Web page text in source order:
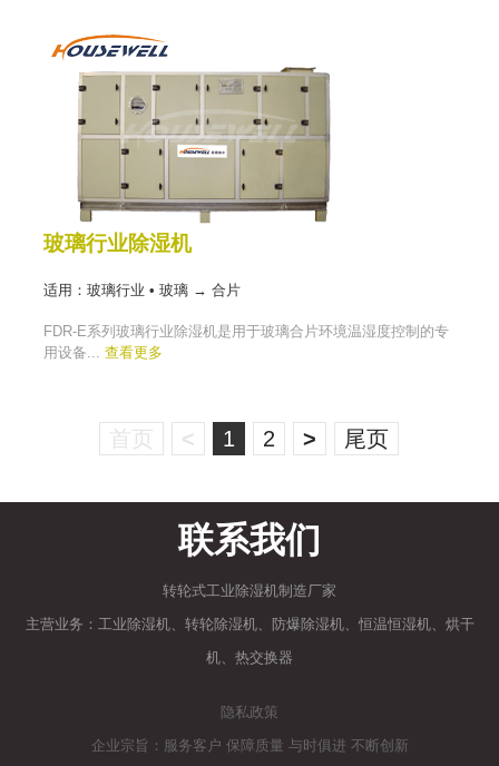
玻璃行业除湿机
适用：玻璃行业 • 玻璃 → 合片
FDR-E系列玻璃行业除湿机是用于玻璃合片环境温湿度控制的专
用设备... 查看更多
首页 < 1 2 > 尾页
联系我们
转轮式工业除湿机制造厂家
主营业务：工业除湿机、转轮除湿机、防爆除湿机、恒温恒湿机、烘干
机、热交换器
隐私政策
企业宗旨：服务客户 保障质量 与时俱进 不断创新